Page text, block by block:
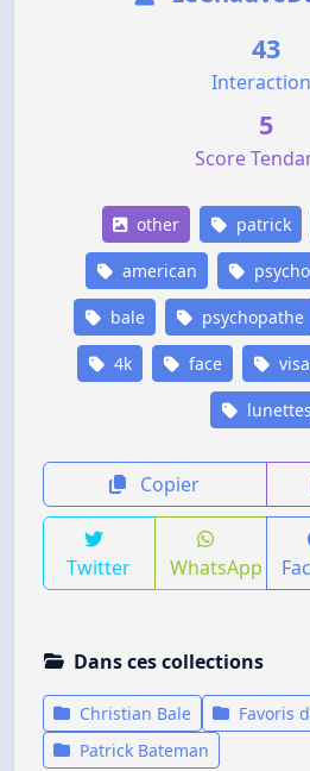
43
5
Score
other patrick
american psycho
bale psychopathe
4k face
lunettes
Copier
Twitter WhatsApp
Dans ces collections
Christian Bale
Favoris
Patrick Bateman